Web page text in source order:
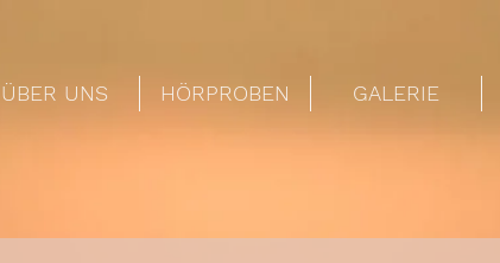
ÜBER UNS HÖRPROBEN GALERIE